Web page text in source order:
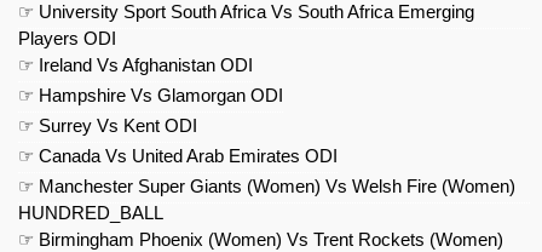
☞ University Sport South Africa Vs South Africa Emerging
Players ODI
☞ Ireland Vs Afghanistan ODI
☞ Hampshire Vs Glamorgan ODI
☞ Surrey Vs Kent ODI
☞ Canada Vs United Arab Emirates ODI
☞ Manchester Super Giants (Women) Vs Welsh Fire (Women)
HUNDRED_BALL
☞ Birmingham Phoenix (Women) Vs Trent Rockets (Women)